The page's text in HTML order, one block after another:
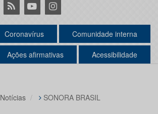
RSS YoutubeInstagram
Coronavírus Comunidade interna
Ações afirmativas Acessibilidade
Notícias SONORA BRASIL